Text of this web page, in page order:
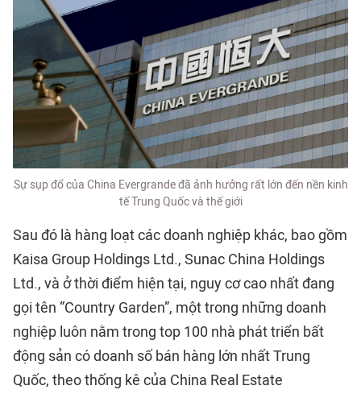
Sự sụp đổ của China Evergrande đã ảnh hưởng rất lớn đến nền kinh
tế Trung Quốc và thế giới
Sau đó là hàng loạt các doanh nghiệp khác, bao gồm
Kaisa Group Holdings Ltd., Sunac China Holdings
Ltd., và ở thời điểm hiện tại, nguy cơ cao nhất đang
gọi tên “Country Garden”, một trong những doanh
nghiệp luôn nằm trong top 100 nhà phát triển bất
động sản có doanh số bán hàng lớn nhất Trung
Quốc, theo thống kê của China Real Estate